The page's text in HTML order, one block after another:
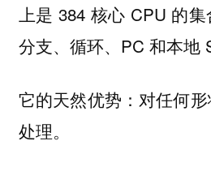
上是 384 核心 CPU 的
分支、循环、PC 和本地
它的天然优势：对任何
处理。